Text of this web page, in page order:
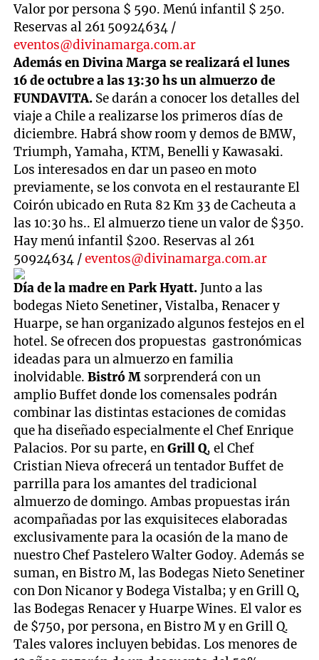
Valor por persona $ 590. Menú infantil $ 250.
Reservas al 261 50924634 /
eventos@divinamarga.com.ar
Además en Divina Marga se realizará el lunes
16 de octubre a las 13:30 hs un almuerzo de
FUNDAVITA. Se darán a conocer los detalles del
viaje a Chile a realizarse los primeros días de
diciembre. Habrá show room y demos de BMW,
Triumph, Yamaha, KTM, Benelli y Kawasaki.
Los interesados en dar un paseo en moto
previamente, se los convota en el restaurante El
Coirón ubicado en Ruta 82 Km 33 de Cacheuta a
las 10:30 hs.. El almuerzo tiene un valor de $350.
Hay menú infantil $200. Reservas al 261
50924634 /eventos@divinamarga.com.ar
Día de la madre en Park Hyatt.Junto a las
bodegas Nieto Senetiner, Vistalba, Renacer y
Huarpe, se han organizado algunos festejos en el
hotel. Se ofrecen dos propuestas gastronómicas
ideadas para un almuerzo en familia
inolvidable.Bistró M sorprenderá con un
amplio Buffet donde los comensales podrán
combinar las distintas estaciones de comidas
que ha diseñado especialmente el Chef Enrique
Palacios. Por su parte, enGrill Q, el Chef
Cristian Nieva ofrecerá un tentador Buffet de
parrilla para los amantes del tradicional
almuerzo de domingo. Ambas propuestas irán
acompañadas por las exquisiteces elaboradas
exclusivamente para la ocasión de la mano de
nuestro Chef Pastelero Walter Godoy. Además se
suman, en Bistro M, las Bodegas Nieto Senetiner
con Don Nicanor y Bodega Vistalba; y en Grill Q,
las Bodegas Renacer y Huarpe Wines. El valor es
de $750, por persona, en Bistro M y en Grill Q.
Tales valores incluyen bebidas. Los menores de